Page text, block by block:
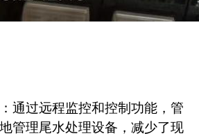
：通过远程监控和控制功能，管
管理尾水处理设备，减少了现